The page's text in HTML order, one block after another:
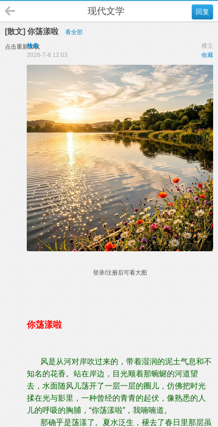
回复
现代文学
[散文] 你荡漾啦 看全部
点击重新加载 楼主
枝条
收藏
2026-7-8 12:03
登录/注册后可看大图
你荡漾啦
风是从河对岸吹过来的，带着湿润的泥土气息和不
知名的花香。站在岸边，目光顺着那蜿蜒的河道望
去，水面随风儿荡开了一层一层的圈儿，仿佛把时光
揉在光与影里，一种曾经的青青的起伏，像熟悉的人
儿的呼吸的胸脯，“你荡漾啦”，我喃喃道。
那确乎是荡漾了。夏水泛生，褪去了春日里那层虽